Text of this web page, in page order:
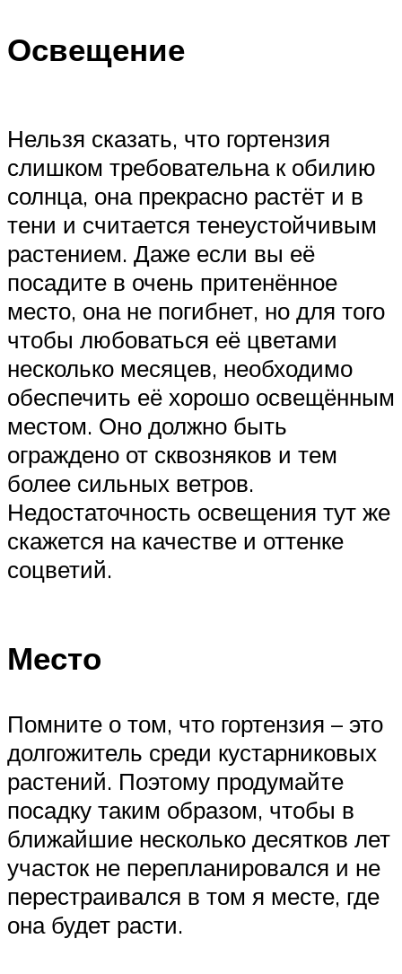
Освещение
Нельзя сказать, что гортензия
слишком требовательна к обилию
солнца, она прекрасно растёт и в
тени и считается тенеустойчивым
растением. Даже если вы её
посадите в очень притенённое
место, она не погибнет, но для того
чтобы любоваться её цветами
несколько месяцев, необходимо
обеспечить её хорошо освещённым
местом. Оно должно быть
ограждено от сквозняков и тем
более сильных ветров.
Недостаточность освещения тут же
скажется на качестве и оттенке
соцветий.
Место
Помните о том, что гортензия – это
долгожитель среди кустарниковых
растений. Поэтому продумайте
посадку таким образом, чтобы в
ближайшие несколько десятков лет
участок не перепланировался и не
перестраивался в том я месте, где
она будет расти.